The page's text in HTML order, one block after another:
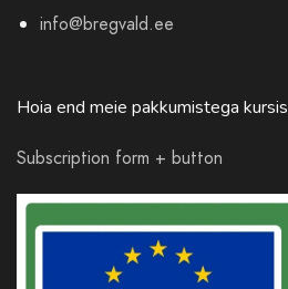
info@bregvald.ee
Hoia end meie pakkumistega kursis
Subscription form + button